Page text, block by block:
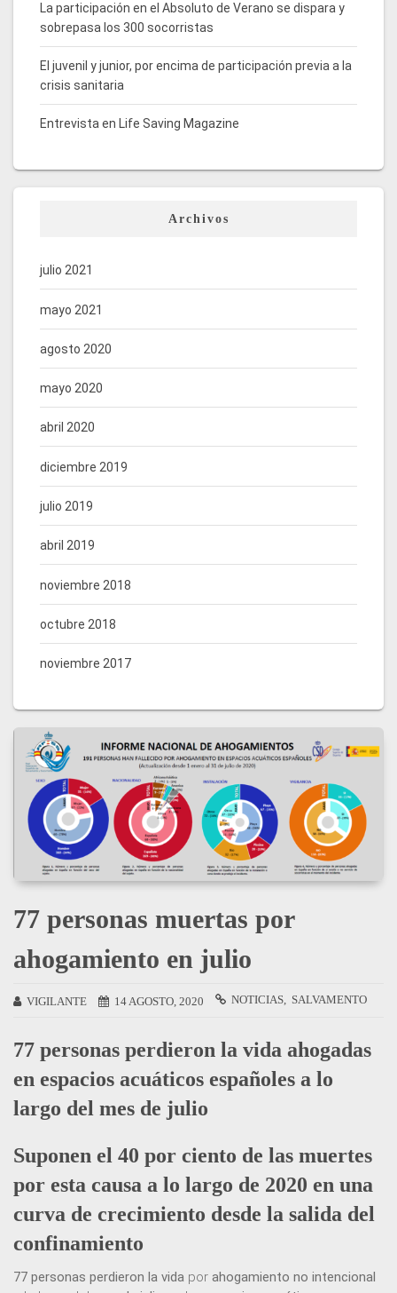
La participación en el Absoluto de Verano se dispara y
sobrepasa los 300 socorristas
El juvenil y junior, por encima de participación previa a la
crisis sanitaria
Entrevista en Life Saving Magazine
Archivos
julio 2021
mayo 2021
agosto 2020
mayo 2020
abril 2020
diciembre 2019
julio 2019
abril 2019
noviembre 2018
octubre 2018
noviembre 2017
77 personas muertas por
ahogamiento en julio
VIGILANTE 14 AGOSTO, 2020 NOTICIAS SALVAMENTO
77 personas perdieron la vida ahogadas
en espacios acuáticos españoles a lo
largo del mes de julio
Suponen el 40 por ciento de las muertes
por esta causa a lo largo de 2020 en una
curva de crecimiento desde la salida del
confinamiento
77 personas perdieron la vida por ahogamiento no intencional